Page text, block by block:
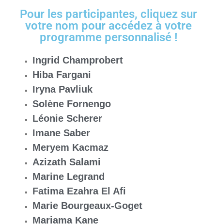
Pour les participantes, cliquez sur
votre nom pour accédez à votre
programme personnalisé !
Ingrid Champrobert
Hiba Fargani
Iryna Pavliuk
Solène Fornengo
Léonie Scherer
Imane Saber
Meryem Kacmaz
Azizath Salami
Marine Legrand
Fatima Ezahra El Afi
Marie Bourgeaux-Goget
Mariama Kane